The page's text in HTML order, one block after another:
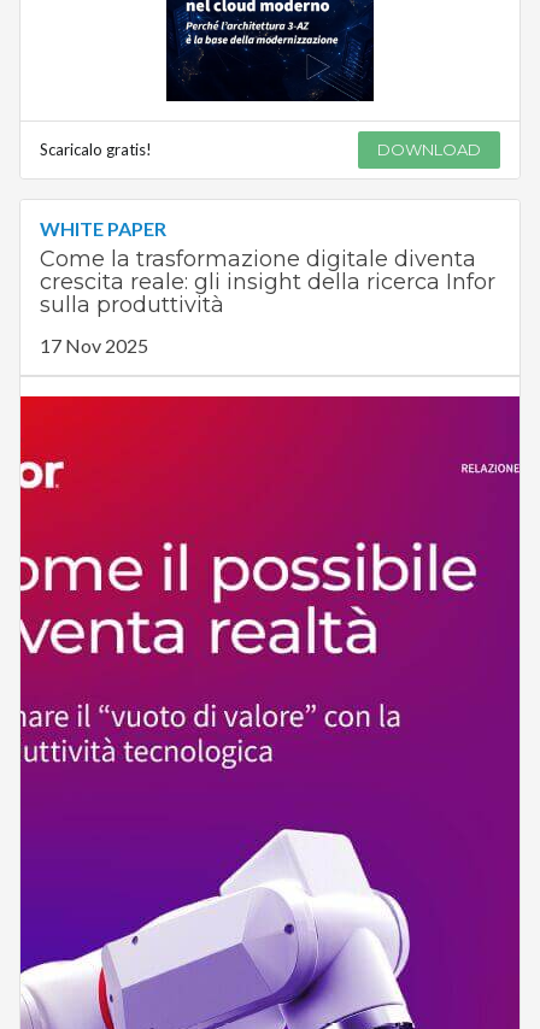
Scaricalo gratis! DOWNLOAD
WHITE PAPER
Come la trasformazione digitale diventa
crescita reale: gli insight della ricerca Infor
sulla produttività
17 Nov 2025